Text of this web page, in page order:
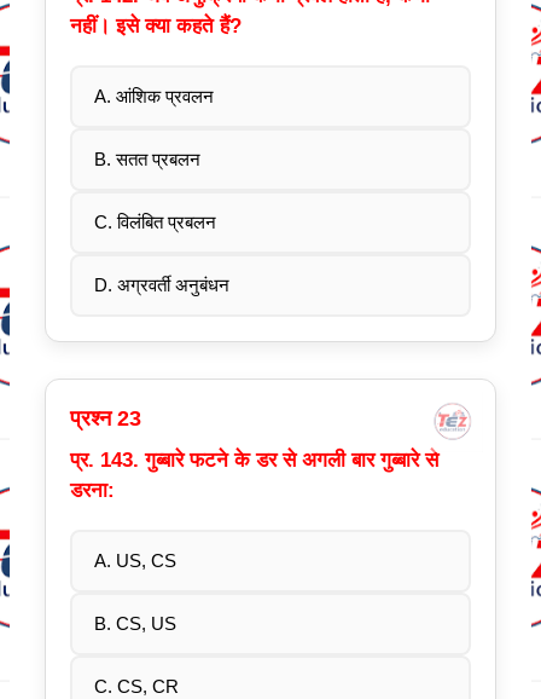
नहीं। इसे क्या कहते हैं?
A. आंशिक प्रवलन
B. सतत प्रबलन
C. विलंबित प्रबलन
D. अग्रवर्ती अनुबंधन
प्रश्न 23
प्र. 143. गुब्बारे फटने के डर से अगली बार गुब्बारे से
डरना:
A. US, CS
B. CS, US
C. CS, CR